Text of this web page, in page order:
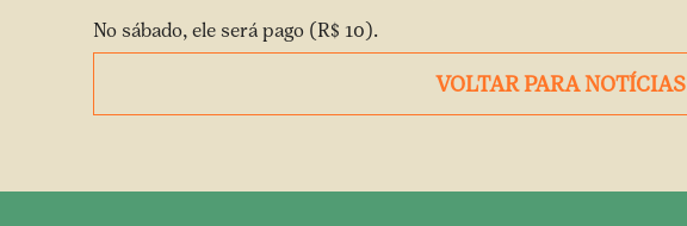
No sábado, ele será pago (R$ 10).
VOLTAR PARA NOTÍCIAS